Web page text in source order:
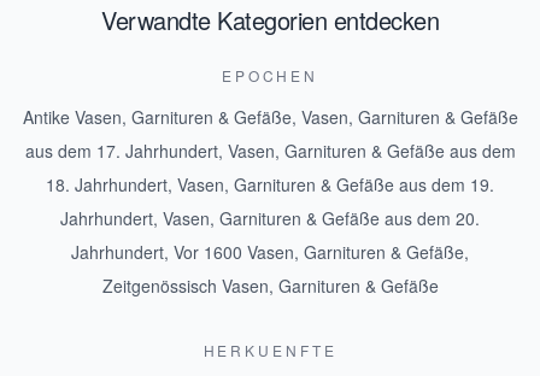
Verwandte Kategorien entdecken
EPOCHEN
Antike Vasen, Garnituren & Gefäße, Vasen, Garnituren & Gefäße
aus dem 17. Jahrhundert, Vasen, Garnituren & Gefäße aus dem
18. Jahrhundert, Vasen, Garnituren & Gefäße aus dem 19.
Jahrhundert, Vasen, Garnituren & Gefäße aus dem 20.
Jahrhundert, Vor 1600 Vasen, Garnituren & Gefäße,
Zeitgenössisch Vasen, Garnituren & Gefäße
HERKUENFTE